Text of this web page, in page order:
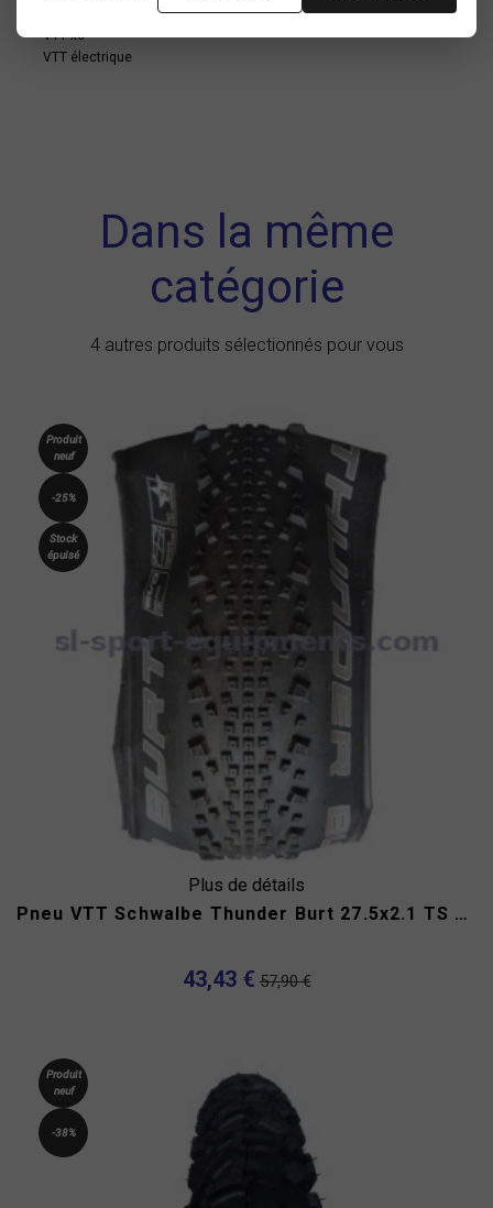
VTT xc
VTT électrique
Dans la même
catégorie
4 autres produits sélectionnés pour vous
Plus de détails
Produit
neuf
-25%
Stock
épuisé
Pneu VTT Schwalbe Thunder Burt 27.5x2.1 TS Tubeless ready
43,43 € 57,90 €
Produit
neuf
-38%